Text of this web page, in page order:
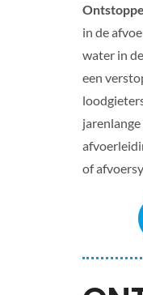
in de
water in
een
of